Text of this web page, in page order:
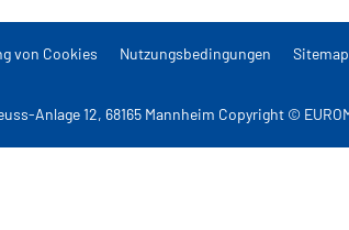
von Cookies Nutzungsbedingungen Sitemap
Anlage 12, 68165 Mannheim Copyright ©